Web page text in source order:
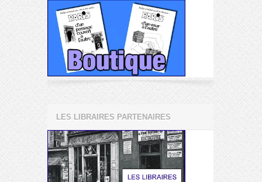
LES LIBRAIRES PARTENAIRES